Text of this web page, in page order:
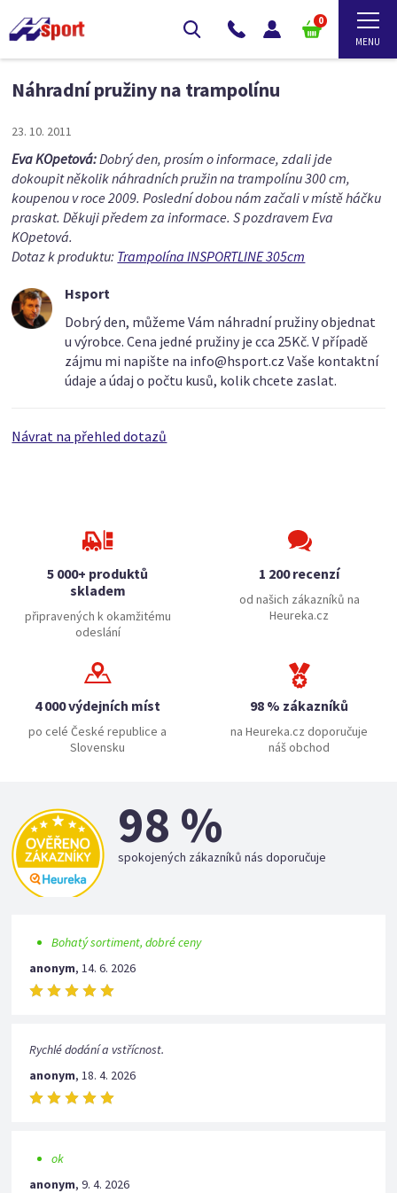
0
Náhradní pružiny na trampolínu
23. 10. 2011
Eva KOpetová:Dobrý den, prosím o informace, zdali jde
dokoupit několik náhradních pružin na trampolínu 300 cm,
koupenou v roce 2009. Poslední dobou nám začali v místě háčku
praskat. Děkuji předem za informace. S pozdravem Eva
KOpetová.
Dotaz k produktu: Trampolína INSPORTLINE 305cm
Hsport
Dobrý den, můžeme Vám náhradní pružiny objednat
u výrobce. Cena jedné pružiny je cca 25Kč. V případě
zájmu mi napište na info@hsport.cz Vaše kontaktní
údaje a údaj o počtu kusů, kolik chcete zaslat.
Návrat na přehled dotazů
5 000+ produktů
skladem
připravených k okamžitému
odeslání
1 200 recenzí
od našich zákazníků na
Heureka.cz
4 000 výdejních míst
po celé České republice a
Slovensku
98 % zákazníků
na Heureka.cz doporučuje
náš obchod
98 %
spokojených zákazníků nás doporučuje
Bohatý sortiment, dobré ceny
anonym,14. 6. 2026
Rychlé dodání a vstřícnost.
anonym,18. 4. 2026
ok
anonym,9. 4. 2026